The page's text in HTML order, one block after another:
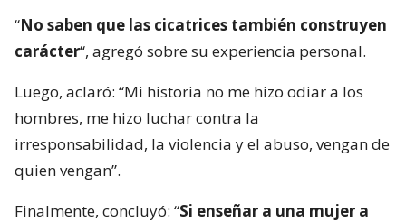
“No saben que las cicatrices también construyen
carácter“, agregó sobre su experiencia personal.
Luego, aclaró: “Mi historia no me hizo odiar a los
hombres, me hizo luchar contra la
irresponsabilidad, la violencia y el abuso, vengan de
quien vengan”.
Finalmente, concluyó: “Si enseñar a una mujer a